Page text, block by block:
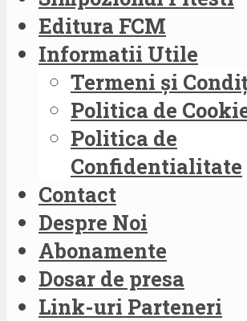
Editura FCM
Informatii Utile
Termeni și
Politica de
Politica de
Confidentialitate
Contact
Despre Noi
Abonamente
Dosar de presa
Link-uri Parteneri